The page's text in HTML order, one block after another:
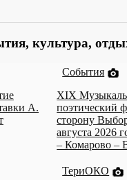
культура,
А.
События
XIX
поэтический
сторону
августа 2026
– Комарово –
ТериОКО